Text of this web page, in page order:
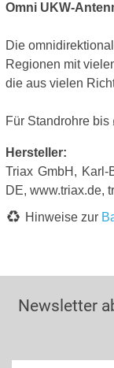
Omni UKW-
Die
Regionen mit
die aus vielen
Für Standrohre
Hersteller:
Triax GmbH, Karl-
DE, www.triax.de,
Hinweise zur
Newsletter